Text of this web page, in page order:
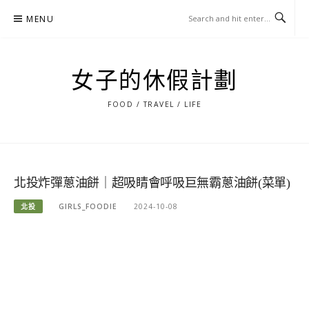
MENU
女子的休假計劃
FOOD / TRAVEL / LIFE
北投炸彈蔥油餅｜超吸睛會呼吸巨無霸蔥油餅(菜單)
北投 GIRLS_FOODIE 2024-10-08